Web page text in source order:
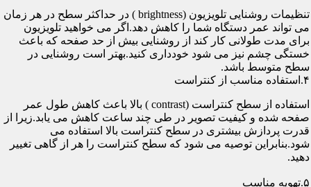
تنظیمات روشنایی تلویزیون (brightness ) در حداکثر سطح در هر زمان
می تواند عمر دستگاه شما را کاهش دهد.اگر می خواهید تلویزیون
برای مدت طولانی کار کند از روشنایی بیش از حد صفحه که باعث
خستگی چشم نیز می شود خودداری کنید.بهتر است روشنایی در
سطح متوسط باشد.
۴.استفاده مناسب از کنتراست
استفاده از سطح کنتراست (contrast ) بالا باعث کاهش طول عمر
صفحه شده و کیفیت تصویر در طی چند ساعت کاهش می یابد.زیرا از
قدرت پردازش بیشتری در سطح کنتراست بالا استفاده می
شود.بنابراین توصیه می شود که سطح کنتراست را هر از گاهی تغییر
دهید.
۵.تهویه مناسب